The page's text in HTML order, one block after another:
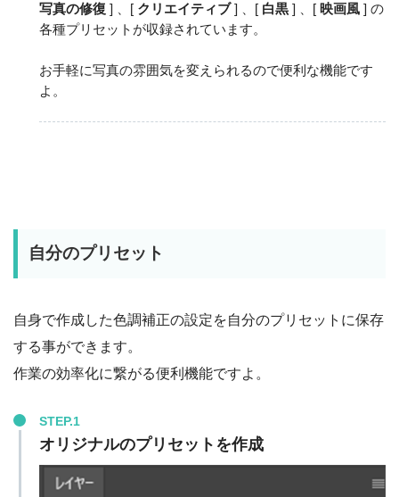
写真の修復 ] 、[ クリエイティブ] 、[ 白黒] 、[ 映画風] の
各種プリセットが収録されています。
お手軽に写真の雰囲気を変えられるので便利な機能です
よ。
自分のプリセット
自身で作成した色調補正の設定を自分のプリセットに保存
する事ができます。
作業の効率化に繋がる便利機能ですよ。
STEP.1
オリジナルのプリセットを作成